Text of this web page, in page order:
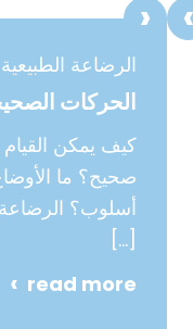
الرضاعة الطبيعية
الحركات
كيف يمكن
صحيح؟ ما
أسلوب؟
[…]
read more